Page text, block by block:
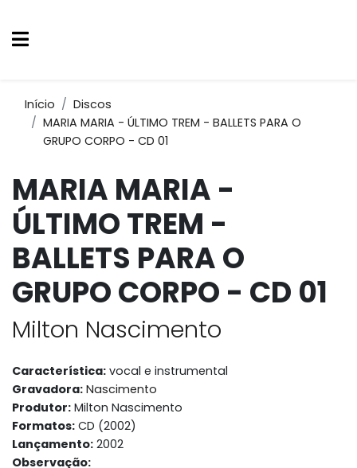
Início
Discos
MARIA MARIA - ÚLTIMO TREM - BALLETS PARA O
GRUPO CORPO - CD 01
MARIA MARIA -
ÚLTIMO TREM -
BALLETS PARA O
GRUPO CORPO - CD 01
Milton Nascimento
Característica: vocal e instrumental
Gravadora: Nascimento
Produtor: Milton Nascimento
Formatos: CD (2002)
Lançamento: 2002
Observação: